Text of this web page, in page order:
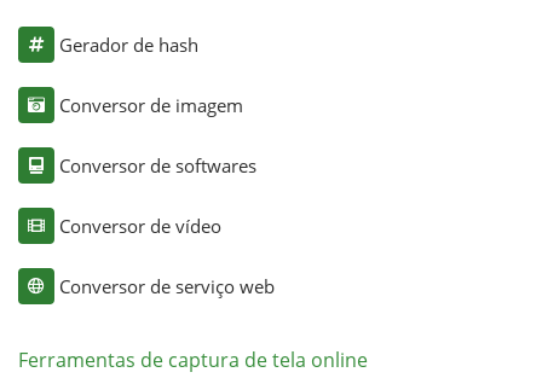
Gerador de hash
Conversor de imagem
Conversor de softwares
Conversor de vídeo
Conversor de serviço web
Ferramentas de captura de tela online